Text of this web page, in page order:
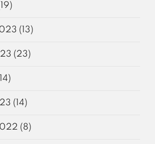
(13)
(23)
(14)
(8)